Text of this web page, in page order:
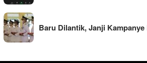
Baru Dilantik, Janji